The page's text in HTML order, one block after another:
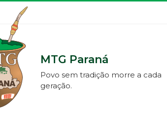
MTG Paraná
Povo sem tradição morre a cada
geração.